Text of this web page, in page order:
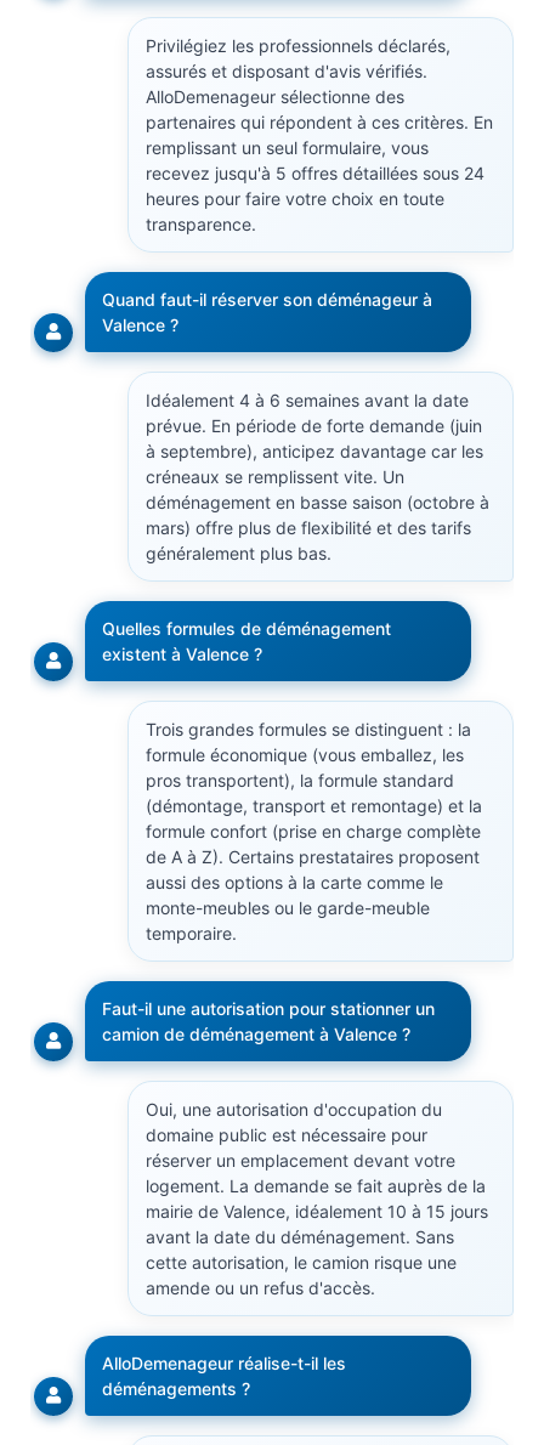
Privilégiez les professionnels déclarés,
assurés et disposant d'avis vérifiés.
AlloDemenageur sélectionne des
partenaires qui répondent à ces critères. En
remplissant un seul formulaire, vous
recevez jusqu'à 5 offres détaillées sous 24
heures pour faire votre choix en toute
transparence.
Quand faut-il réserver son déménageur à
Valence ?
Idéalement 4 à 6 semaines avant la date
prévue. En période de forte demande (juin
à septembre), anticipez davantage car les
créneaux se remplissent vite. Un
déménagement en basse saison (octobre à
mars) offre plus de flexibilité et des tarifs
généralement plus bas.
Quelles formules de déménagement
existent à Valence ?
Trois grandes formules se distinguent : la
formule économique (vous emballez, les
pros transportent), la formule standard
(démontage, transport et remontage) et la
formule confort (prise en charge complète
de A à Z). Certains prestataires proposent
aussi des options à la carte comme le
monte-meubles ou le garde-meuble
temporaire.
Faut-il une autorisation pour stationner un
camion de déménagement à Valence ?
Oui, une autorisation d'occupation du
domaine public est nécessaire pour
réserver un emplacement devant votre
logement. La demande se fait auprès de la
mairie de Valence, idéalement 10 à 15 jours
avant la date du déménagement. Sans
cette autorisation, le camion risque une
amende ou un refus d'accès.
AlloDemenageur réalise-t-il les
déménagements ?